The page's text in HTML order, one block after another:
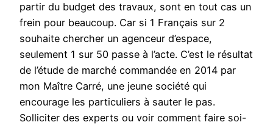
partir du budget des travaux, sont en tout cas un
frein pour beaucoup. Car si 1 Français sur 2
souhaite chercher un agenceur d’espace,
seulement 1 sur 50 passe à l’acte. C’est le résultat
de l’étude de marché commandée en 2014 par
mon Maître Carré, une jeune société qui
encourage les particuliers à sauter le pas.
Solliciter des experts ou voir comment faire soi-